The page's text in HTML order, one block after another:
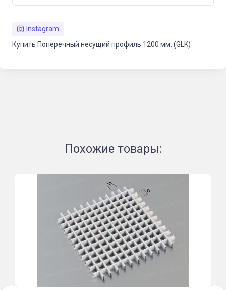
Instagram
Купить Поперечный несущий профиль 1200 мм. (GLK)
Похожие товары: